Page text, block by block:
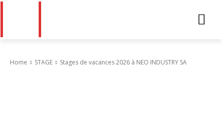
Home STAGE Stages de vacances 2026 à NEO INDUSTRY SA